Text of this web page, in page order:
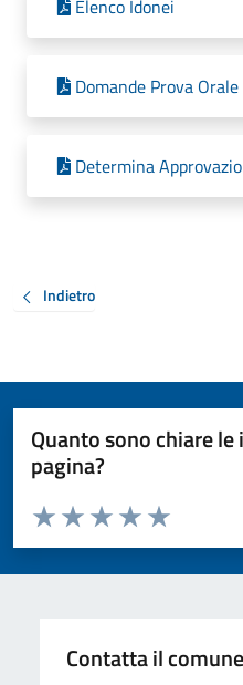
Elenco Idonei
Domande Prova Orale
Determina
Indietro
Quanto sono chiare
pagina?
Valuta da 1 a 5 stelle la pagina
Valuta 5
Valuta 4 stelle
Valuta 3 stelle su 5
Valuta 2 stelle su 5
Valuta 1 stelle su 5
Contatta il comune